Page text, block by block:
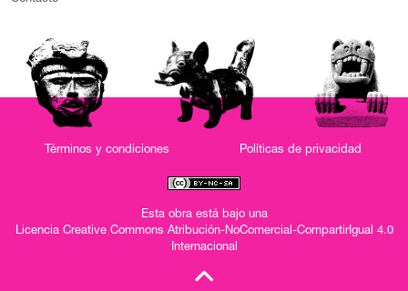
Términos y condiciones Políticas de privacidad
Esta obra está bajo una
Licencia Creative Commons Atribución-NoComercial-CompartirIgual 4.0
Internacional